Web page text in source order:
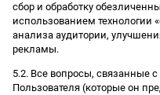
сбор и обработку
использованием технологии
анализа аудитории,
рекламы.
5.2. Все вопросы, связанные
Пользователя (которые он